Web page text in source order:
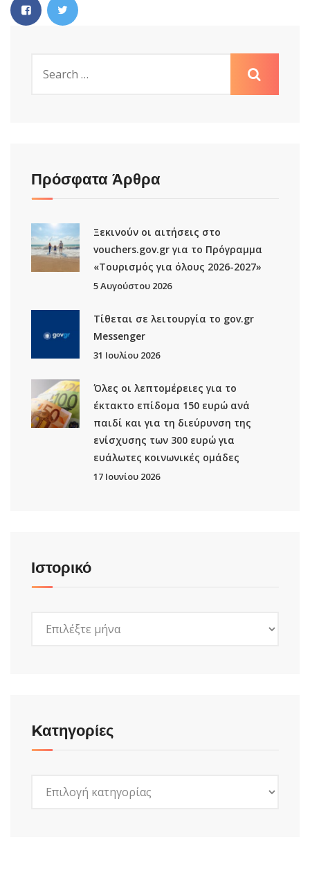
Πρόσφατα Άρθρα
Ξεκινούν οι αιτήσεις στο
vouchers.gov.gr για το Πρόγραμμα
«Τουρισμός για όλους 2026-2027»
5 Αυγούστου 2026
Τίθεται σε λειτουργία το gov.gr
Μessenger
31 Ιουλίου 2026
Όλες οι λεπτομέρειες για το
έκτακτο επίδομα 150 ευρώ ανά
παιδί και για τη διεύρυνση της
ενίσχυσης των 300 ευρώ για
ευάλωτες κοινωνικές ομάδες
17 Ιουνίου 2026
Ιστορικό
Kατηγορίες